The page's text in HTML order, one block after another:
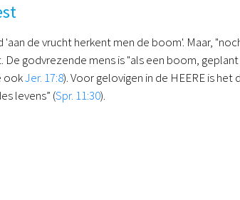
de vrucht herkent men de boom'. Maar,
De godvrezende mens is "als een boom,
ookJer. 17:8). Voor gelovigen in de HEERE is
levens” (Spr. 11:30).